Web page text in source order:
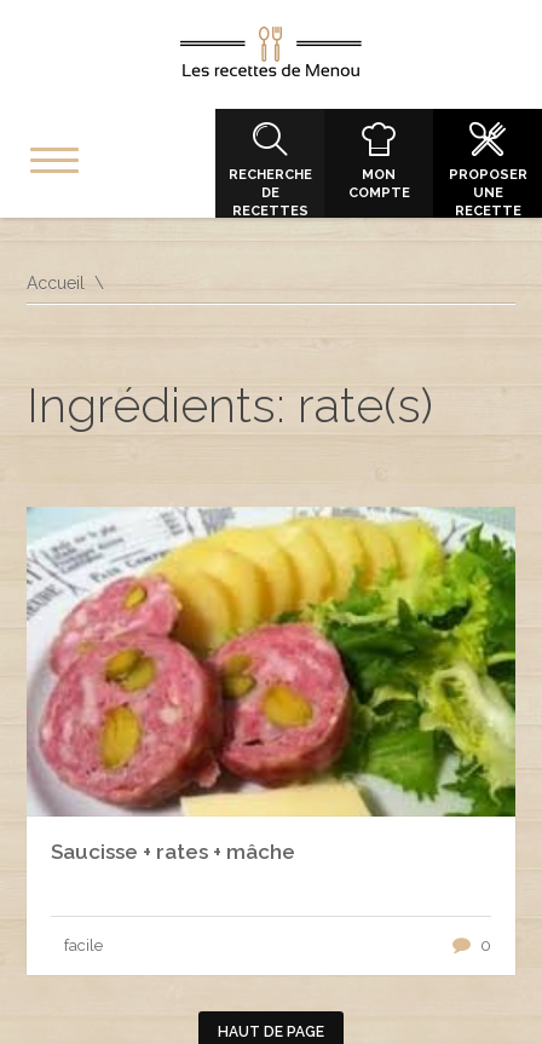
RECHERCHE
DE
RECETTES
MON
COMPTE
PROPOSER
UNE
RECETTE
Accueil
Ingrédients: rate(s)
Saucisse + rates + mâche
facile 0
HAUT DE PAGE